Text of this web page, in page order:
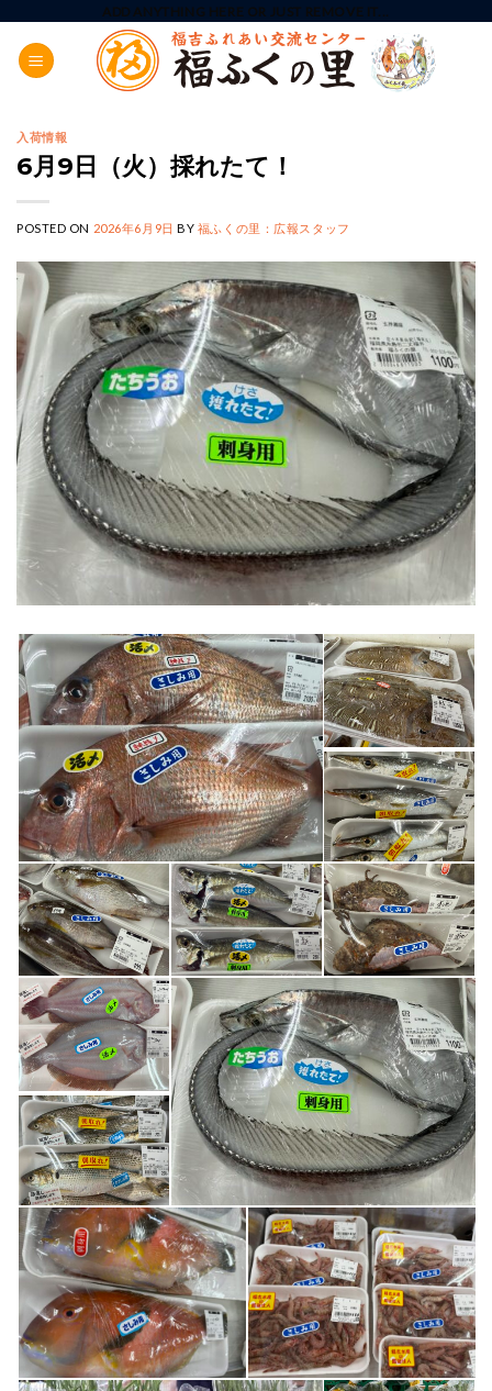
content
ADD ANYTHING HERE OR JUST REMOVE IT...
入荷情報
6月9日（火）採れたて！
POSTED ON 2026年6月9日 BY 福ふくの里：広報スタッフ